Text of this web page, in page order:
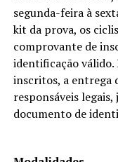
segunda-feira à
kit da prova, os
comprovante de
identificação válido.
inscritos, a entrega
responsáveis
documento de